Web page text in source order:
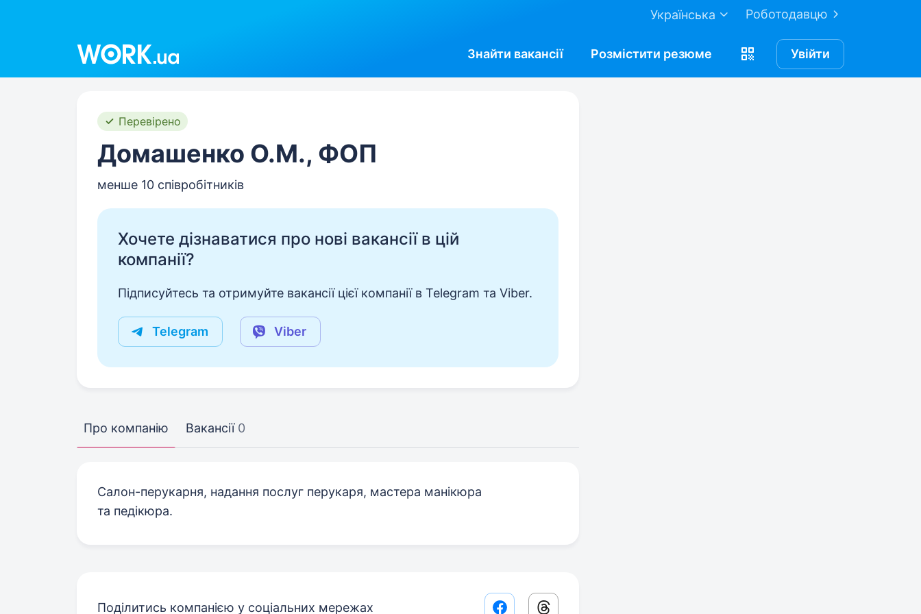
Роботодавцю
Українська
Знайти вакансії Розмістити резюме Увійти
Перевірено
Домашенко О.М., ФОП
менше 10 співробітників
Хочете дізнаватися про нові вакансії в цій
компанії?
Підписуйтесь та отримуйте вакансії цієї компанії в Telegram та Viber.
Telegram Viber
Про компанію Вакансії 0
Салон-перукарня, надання послуг перукаря, мастера манікюра
та педікюра.
Поділитись компанією у соціальних мережах